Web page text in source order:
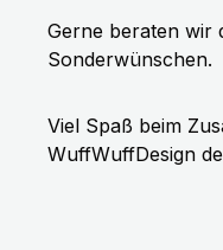
Gerne beraten wir
Sonderwünschen.
Viel Spaß beim
WuffWuffDesign